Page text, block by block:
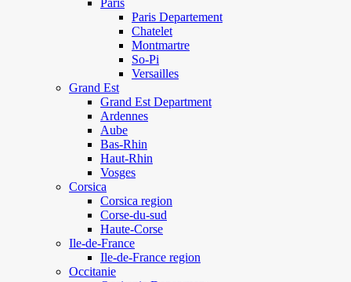
Paris
Paris Departement
Chatelet
Montmartre
So-Pi
Versailles
Grand Est
Grand Est Department
Ardennes
Aube
Bas-Rhin
Haut-Rhin
Vosges
Corsica
Corsica region
Corse-du-sud
Haute-Corse
Ile-de-France
Ile-de-France region
Occitanie